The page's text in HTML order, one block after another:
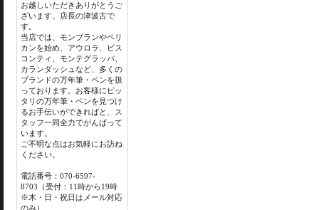
お越しいただきありがとうご
ざいます。店長の津波古で
す。
当店では、モンブランやペリ
カンを始め、アウロラ、ビス
コンティ、モンテグラッパ、
カランダッシュなど、多くの
ブランドの万年筆・ペンを扱
っております。お客様にピッ
タリの万年筆・ペンを見つけ
るお手伝いができればと、ス
タッフ一同全力でがんばって
います。
ご不明な点はお気軽にお訪ね
ください。
電話番号：070-6597-
8703（受付：11時から19時
※木・日・祝日はメール対応
のみ）